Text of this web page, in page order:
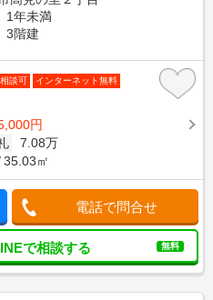
1年未満
3階建
談可 インターネット無料
円
7.08万
35.03㎡
電話で問合せ
で相談する 無料